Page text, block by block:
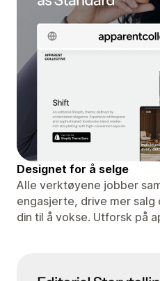
Designet for å selge
Alle verktøyene jobber
engasjerte, drive mer
din til å vokse. Utforsk på